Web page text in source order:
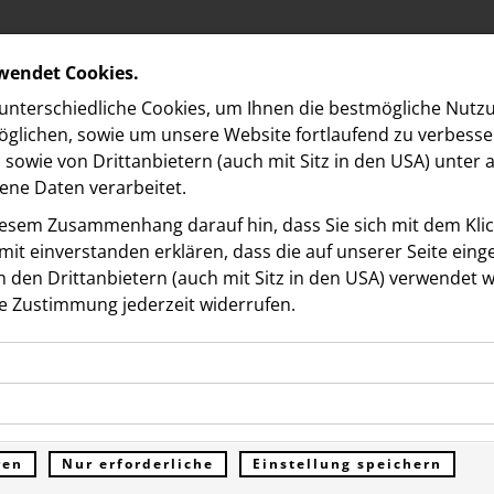
Shopping City Süd
17.500 Euro an MOKI und
Cookies.
Cookies, um Ihnen die best­mögliche
sowie um unsere Website fortlaufend zu
von Drittanbietern (auch mit Sitz in den USA) unter
Daten verarbeitet.
Zusammenhang darauf hin, dass Sie sich mit dem
ein­ver­standen erklären, dass die auf unserer Seite
den Drittanbietern (auch mit Sitz in den USA) verwendet
Zustimmung jederzeit widerrufen.
ermöglichen grundlegende Funktionen und sind für
der Website erforderlich. Diese Cookies
Daten und werden an keine Dritten übermittelt.
erfassen Informationen anonym. Diese Informationen
unsere Besucher unsere Website nutzen.
Nur erforderliche Einstellung speichern